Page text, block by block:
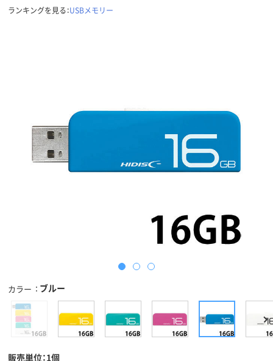
ランキングを見る：USBメモリー
カラー ブルー
販売単位：1個